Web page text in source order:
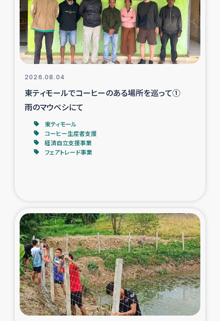
復興支援事業
民際教育事業
ガザ人道支援
令和6年能登半島地震 緊急支援
国内避難民への物資配付および教育支援
漁民によるマングローブ植林活動
レバノンでのシリア難民への食糧・越冬支援
レバノンにおける緊急支援
レバノンでのシリア難民への教育支援事業
2026.08.04
東ティモールでコーヒーのある場所を巡って①
雨のマウベシにて
東ティモール
コーヒー生産者支援
経済自立支援事業
フェアトレード事業